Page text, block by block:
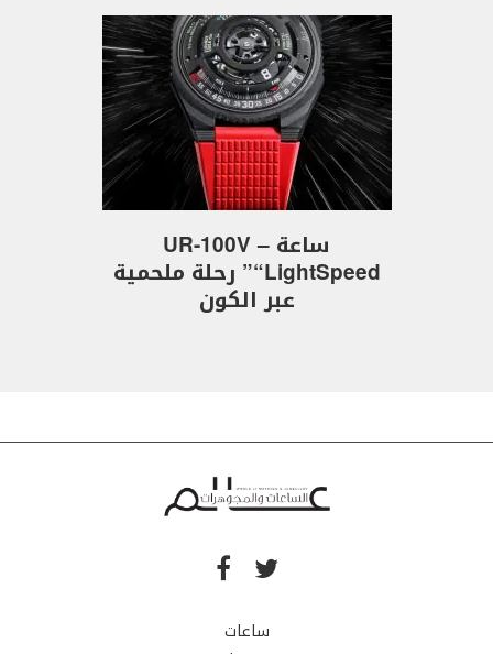
ساعة UR-100V –
“LightSpeed” رحلة ملحمية
عبر الكون
ساعات